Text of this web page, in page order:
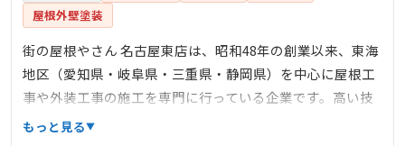
屋根外壁塗装
街の屋根やさん 名古屋東店は、昭和48年の創業以来、東海
地区（愛知県・岐阜県・三重県・静岡県）を中心に屋根工
事や外装工事の施工を専門に行っている企業です。高い技
術力と施工力で、社寺仏閣から一般注文住宅、大規模商業
もっと見る